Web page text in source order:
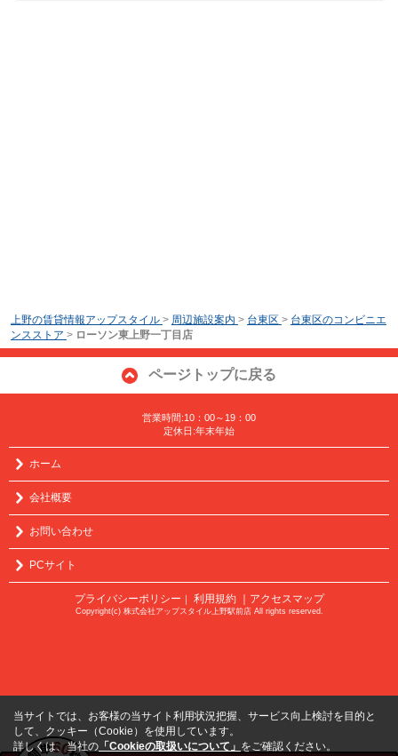
上野の賃貸情報アップスタイル > 周辺施設案内 > 台東区 > 台東区のコンビニエ
ンスストア > ローソン東上野一丁目店
ページトップに戻る
営業時間:10：00～19：00
定休日:年末年始
ホーム
会社概要
お問い合わせ
PCサイト
プライバシーポリシー ｜ 利用規約 ｜アクセスマップ
Copyright(c) 株式会社アップスタイル上野駅前店 All rights reserved.
当サイトでは、お客様の当サイト利用状況把握、サービス向上検討を目的と
して、クッキー（Cookie）を使用しています。
詳しくは、当社の 「Cookieの取扱いについて」 をご確認ください。